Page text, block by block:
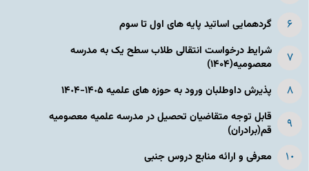
گردهمایی اساتید پایه های اول تا سوم
شرایط درخواست انتقالی طلاب سطح یک به مدرسه
معصومیه(۱۴۰۴)
پذیرش داوطلبان ورود به حوزه های علمیه ١۴٠۵-١۴٠۴
قابل توجه متقاضیان تحصیل در مدرسه علمیه معصومیه
قم(برادران)
معرفی و ارائه منابع دروس جنبی